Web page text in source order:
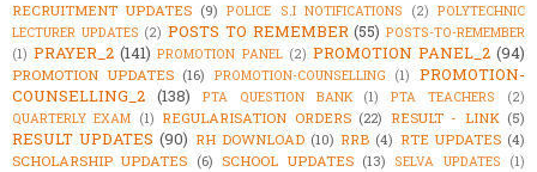
RECRUITMENT UPDATES (9) POLICE S.I NOTIFICATIONS (2) POLYTECHNIC
LECTURER UPDATES (2) POSTS TO REMEMBER (55) POSTS-TO-REMEMBER
(1) PRAYER_2 (141) PROMOTION PANEL (2) PROMOTION PANEL_2 (94)
PROMOTION UPDATES (16) PROMOTION-COUNSELLING (1)
PROMOTION-
COUNSELLING_2 (138) PTA QUESTION BANK (1) PTA TEACHERS
(2)
QUARTERLY EXAM (1) REGULARISATION ORDERS (22) RESULT - LINK (5)
RESULT UPDATES (90) RH DOWNLOAD (10) RRB (4) RTE UPDATES (4)
SCHOLARSHIP UPDATES (6) SCHOOL UPDATES (13) SELVA UPDATES
(1)